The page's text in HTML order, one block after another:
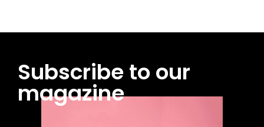
Subscribe to our
magazine